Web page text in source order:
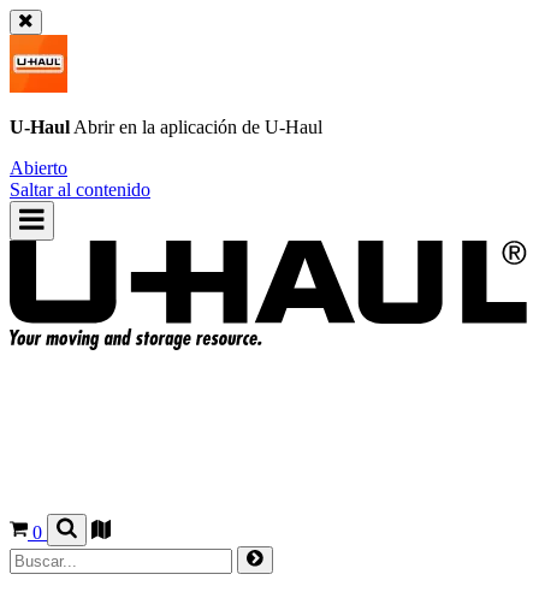
U-Haul Abrir en la aplicación de U-Haul
Abierto
Saltar al contenido
0